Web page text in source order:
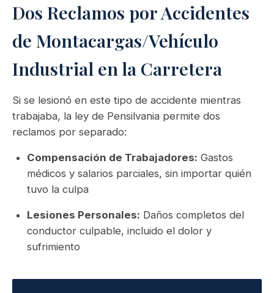
Dos Reclamos por Accidentes
de Montacargas/Vehículo
Industrial en la Carretera
Si se lesionó en este tipo de accidente mientras
trabajaba, la ley de Pensilvania permite dos
reclamos por separado:
Compensación de Trabajadores: Gastos
médicos y salarios parciales, sin importar quién
tuvo la culpa
Lesiones Personales: Daños completos del
conductor culpable, incluido el dolor y
sufrimiento